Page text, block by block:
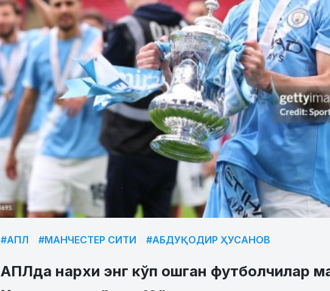
#АПЛ #МАНЧЕСТЕР СИТИ #АБДУҚОДИР ҲУСАНОВ
АПЛда нархи энг кўп ошган футболчилар